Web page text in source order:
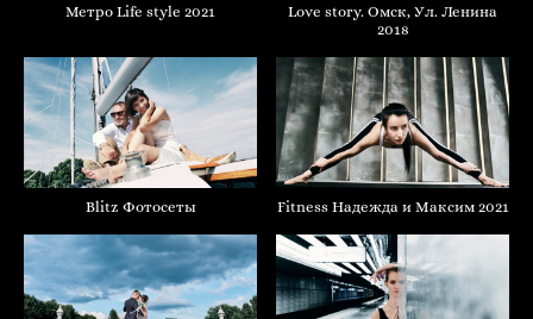
Метро Life style 2021
Love story. Омск, Ул. Ленина
2018
Blitz Фотосеты Fitness Надежда и Максим 2021